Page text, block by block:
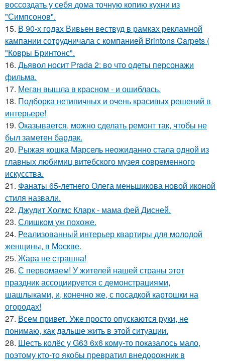
воссоздать у себя дома точную копию кухни из
"Симпсонов".
15. В 90-х годах Вивьен вествуд в рамках рекламной
кампании сотрудничала с компанией Brintons Carpets (
"Ковры Бринтонс".
16. Дьявол носит Prada 2: во что одеты персонажи
фильма.
17. Меган вышла в красном - и ошиблась.
18. Подборка нетипичных и очень красивых решений в
интерьере!
19. Оказывается, можно сделать ремонт так, чтобы не
был заметен бардак.
20. Рыжая кошка Марсель неожиданно стала одной из
главных любимиц витебского музея современного
искусства.
21. Фанаты 65-летнего Олега меньшикова новой иконой
стиля назвали.
22. Джудит Холмс Кларк - мама фей Дисней.
23. Слишком уж похоже.
24. Реализованный интерьер квартиры для молодой
женщины, в Москве.
25. Жара не страшна!
26. С первомаем! У жителей нашей страны этот
праздник ассоциируется с демонстрациями,
шашлыками, и, конечно же, с посадкой картошки на
огородах!
27. Всем привет. Уже просто опускаются руки, не
понимаю, как дальше жить в этой ситуации.
28. Шесть колёс у G63 6x6 кому-то показалось мало,
поэтому кто-то якобы превратил внедорожник в